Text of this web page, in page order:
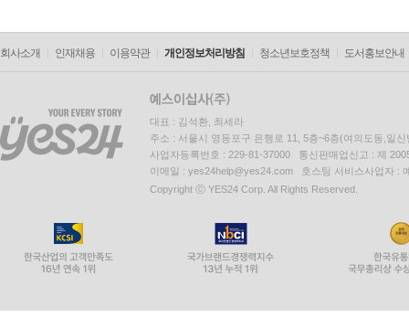
회사소개 인재채용 이용약관 개인정보처리방침 청소년보호정책 도서홍보안내
대표 : 김석환, 최세라
주소 : 서울시 영등포구 은행로 11, 5층~6층(여의도동,일신
사업자등록번호 : 229-81-37000 통신판매업신고 : 제
이메일 : yes24help@yes24.com 호스팅 서비스사업자 :
Copyright ⓒ YES24 Corp. All Rights Reserved.